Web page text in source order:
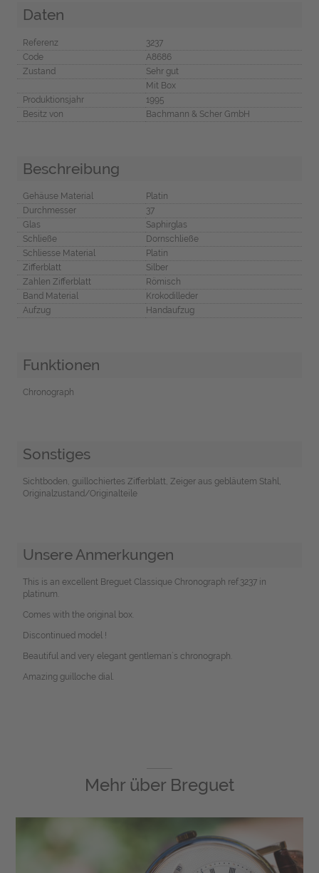
Daten
Referenz
3237
Code
A8686
Zustand
Sehr gut
Mit Box
Produktionsjahr
1995
Besitz von
Bachmann & Scher GmbH
Beschreibung
Gehäuse Material
Platin
Durchmesser
37
Glas
Saphirglas
Schließe
Dornschließe
Schliesse Material
Platin
Zifferblatt
Silber
Zahlen Zifferblatt
Römisch
Band Material
Krokodilleder
Aufzug
Handaufzug
Funktionen
Chronograph
Sonstiges
Sichtboden, guillochiertes Zifferblatt, Zeiger aus gebläutem Stahl,
Originalzustand/Originalteile
Unsere Anmerkungen
This is an excellent Breguet Classique Chronograph ref.3237 in
platinum.
Comes with the original box.
Discontinued model !
Beautiful and very elegant gentleman`s chronograph.
Amazing guilloche dial.
Mehr über Breguet